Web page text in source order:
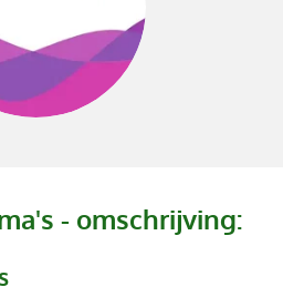
- omschrijving: